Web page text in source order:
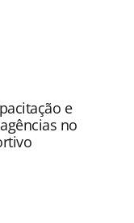
2021/
estagio-neste-
oferecidas na
PANROTAS
sobre direito
autorização da
e
no